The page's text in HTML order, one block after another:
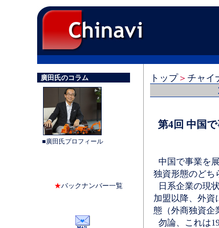
廣田氏のコラム
■廣田氏プロフィール
★バックナンバー一覧
トップ＞ チャイ
第4回 中国
中国で事業を
独資形態のどち
日系企業の現
加盟以降、外資
態（外商独資企
勿論、これは